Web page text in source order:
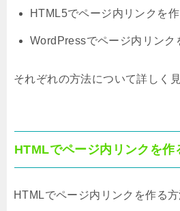
HTML5でページ内リンクを
WordPressでページ内リンク
それぞれの方法について詳しく
HTMLでページ内リンクを作
HTMLでページ内リンクを作る